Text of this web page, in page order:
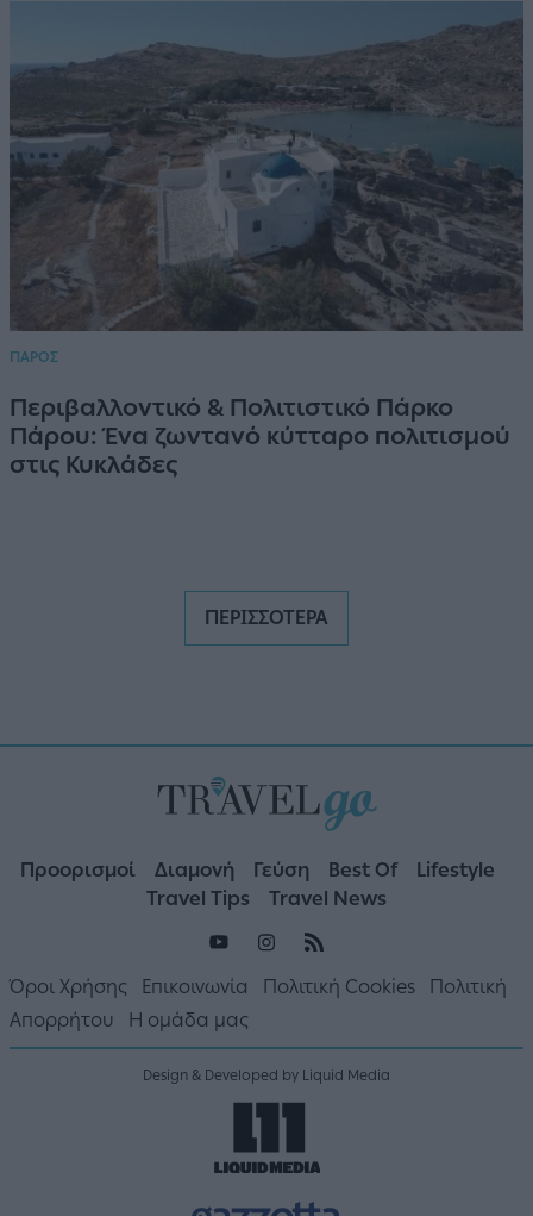
ΠΑΡΟΣ
Περιβαλλοντικό & Πολιτιστικό Πάρκο
Πάρου: Ένα ζωντανό κύτταρο πολιτισμού
στις Κυκλάδες
ΠΕΡΙΣΣΟΤΕΡΑ
Προορισμοί Διαμονή Γεύση Best Of
Lifestyle
Travel Tips
Travel News
Όροι Χρήσης Επικοινωνία Πολιτική Cookies
Πολιτική
Απορρήτου
Η ομάδα μας
Design & Developed by Liquid Media